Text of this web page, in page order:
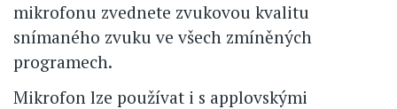
mikrofonu zvednete zvukovou kvalitu
snímaného zvuku ve všech zmíněných
programech.
Mikrofon lze používat i s applovskými